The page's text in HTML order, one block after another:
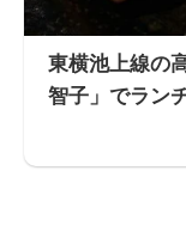
東横池上線の
智子」でラン